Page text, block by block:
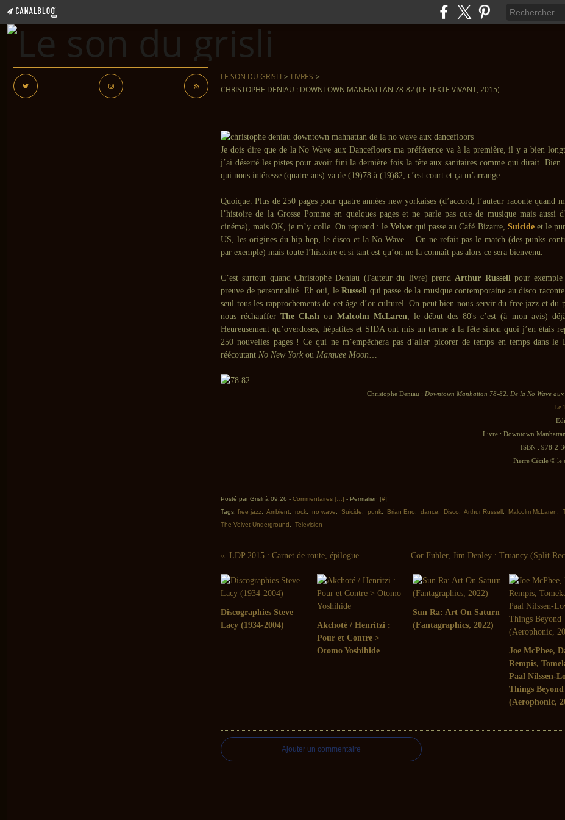
LE SON DU GRISLI > LIVRES >
CHRISTOPHE DENIAU : DOWNTOWN MANHATTAN 78-82 (LE TEXTE VIVANT, 2015)
Je dois dire que de la No Wave aux Dancefloors ma préférence va à la première, il y a bien
j’ai déserté les pistes pour avoir fini la dernière fois la tête aux sanitaires comme qui dirait. Bien.
qui nous intéresse (quatre ans) va de (19)78 à (19)82, c’est court et ça m’arrange.
Quoique. Plus de 250 pages pour quatre années new yorkaises (d’accord, l’auteur raconte quand
l’histoire de la Grosse Pomme en quelques pages et ne parle pas que de musique mais aussi
cinéma), mais OK, je m’y colle. On reprend : le Velvet qui passe au Café Bizarre, Suicide et le
US, les origines du hip-hop, le disco et la No Wave… On ne refait pas le match (des punks
par exemple) mais toute l’histoire et si tant est qu’on ne la connaît pas alors ce sera bienvenu.
C’est surtout quand Christophe Deniau (l'auteur du livre) prendArthur Russellpour
preuve de personnalité. Eh oui, le Russell qui passe de la musique contemporaine au disco
seul tous les rapprochements de cet âge d’or culturel. On peut bien nous servir du free jazz et du
nous réchauffer The Clash ou Malcolm McLaren, le début des 80's c’est (à mon avis)
Heureusement qu’overdoses, hépatites et SIDA ont mis un terme à la fête sinon quoi j’en étais
250 nouvelles pages ! Ce qui ne m’empêchera pas d’aller picorer de temps en temps dans le
réécoutant No New York ou Marquee Moon…
Christophe Deniau : Downtown Manhattan 78-82. De la No Wave
Le
Livre : Downtown
ISBN : 978-2-
Pierre Cécile © le
Posté par Grisli à 09:26 - Commentaires [ ] - Permalien [#]
Tags: free jazz Ambient rock no wave Suicide punk Brian Eno dance Disco Arthur Russell Malcolm McLaren
The Velvet Underground
Television
LDP 2015 : Carnet de route, épilogue Cor Fuhler, Jim Denley : Truancy (Split
Discographies Steve
Lacy (1934-2004)
Akchoté / Henritzi :
Pour et Contre >
Otomo Yoshihide
Sun Ra: Art On Saturn
(Fantagraphics, 2022)
Joe McPhee,
Rempis,
Paal Nilssen-
Things
(Aerophonic,
Ajouter un commentaire